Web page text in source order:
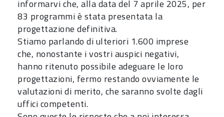
informarvi che, alla data del 7 aprile 2025, per
83 programmi è stata presentata la
progettazione definitiva.
Stiamo parlando di ulteriori 1.600 imprese
che, nonostante i vostri auspici negativi,
hanno ritenuto possibile adeguare le loro
progettazioni, fermo restando ovviamente le
valutazioni di merito, che saranno svolte dagli
uffici competenti.